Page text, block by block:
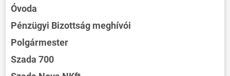
Óvoda
Pénzügyi Bizottság meghívói
Polgármester
Szada 700